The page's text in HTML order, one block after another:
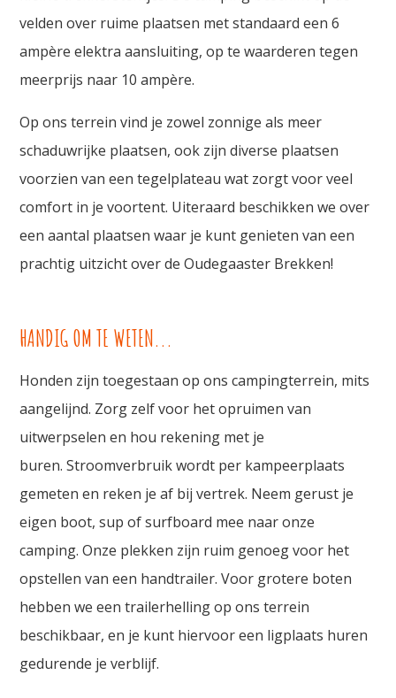
velden over ruime plaatsen met standaard een 6
ampère elektra aansluiting, op te waarderen tegen
meerprijs naar 10 ampère.
Op ons terrein vind je zowel zonnige als meer
schaduwrijke plaatsen, ook zijn diverse plaatsen
voorzien van een tegelplateau wat zorgt voor veel
comfort in je voortent. Uiteraard beschikken we over
een aantal plaatsen waar je kunt genieten van een
prachtig uitzicht over de Oudegaaster Brekken!
HANDIG OM TE WETEN...
Honden zijn toegestaan op ons campingterrein, mits
aangelijnd. Zorg zelf voor het opruimen van
uitwerpselen en hou rekening met je
buren. Stroomverbruik wordt per kampeerplaats
gemeten en reken je af bij vertrek. Neem gerust je
eigen boot, sup of surfboard mee naar onze
camping. Onze plekken zijn ruim genoeg voor het
opstellen van een handtrailer. Voor grotere boten
hebben we een trailerhelling op ons terrein
beschikbaar, en je kunt hiervoor een ligplaats huren
gedurende je verblijf.